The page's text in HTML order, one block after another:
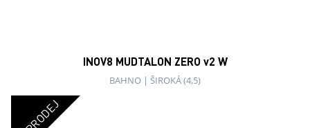
UNIVERZÁLNÍ TERÉN |STŘEDNÍ (3)
VÝPRODEJ